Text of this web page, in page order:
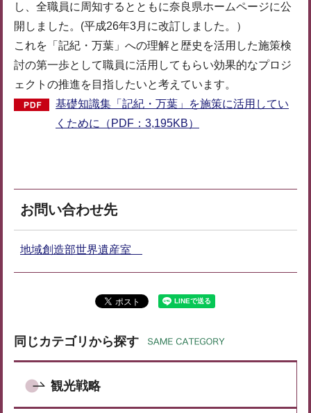
し、全職員に周知するとともに奈良県ホームページに公
開しました。(平成26年3月に改訂しました。）
これを「記紀・万葉」への理解と歴史を活用した施策検
討の第一歩として職員に活用してもらい効果的なプロジ
ェクトの推進を目指したいと考えています。
基礎知識集「記紀・万葉」を施策に活用してい
くために（PDF：3,195KB）
お問い合わせ先
地域創造部世界遺産室
同じカテゴリから探す
観光戦略